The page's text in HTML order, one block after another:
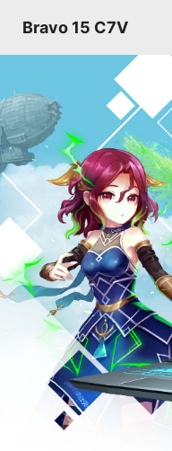
Bravo 15 C7V